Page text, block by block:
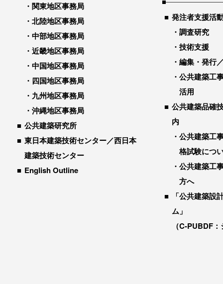
関東地区事務局
北陸地区事務局
中部地区事務局
近畿地区事務局
中国地区事務局
四国地区事務局
九州地区事務局
沖縄地区事務局
公共建築研究所
東日本建築技術センター／西日本
建築技術センター
English Outline
発注者支援活
調査研究
技術支援
編集・発行
公共建築工
活用
公共建築品確
内
公共建築工
格試験につ
公共建築工
方へ
「公共建築設
ム」
（C-PUBDF